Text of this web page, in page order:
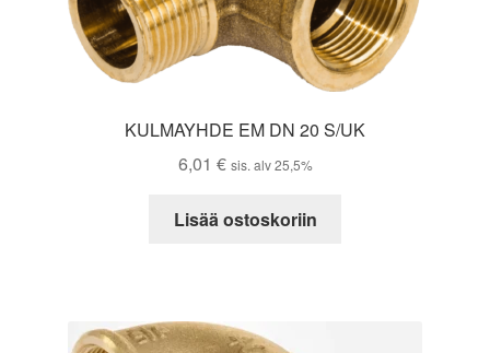
KULMAYHDE EM DN 20 S/UK
6,01 € sis. alv 25,5%
Lisää ostoskoriin